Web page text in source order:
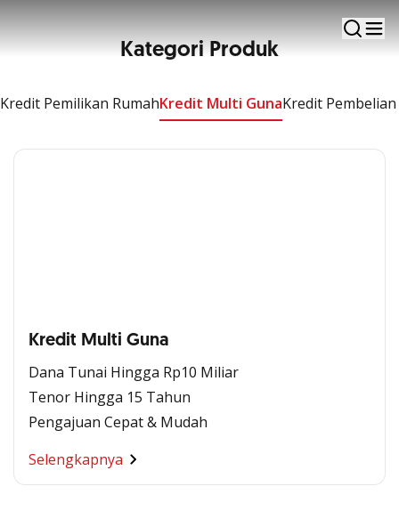
Solusi memenuhi kebutuhan finansial
Kategori Produk
Kredit Pemilikan RumahKredit Multi GunaKredit
Kredit Multi Guna
Dana Tunai Hingga Rp10 Miliar
Tenor Hingga 15 Tahun
Pengajuan Cepat & Mudah
Selengkapnya